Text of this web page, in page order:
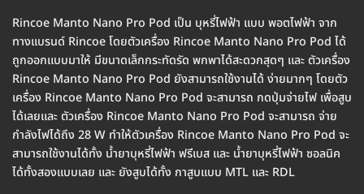
Rincoe Manto Nano Pro Pod เป็น บุหรี่ไฟฟ้า แบบ พอตไฟฟ้า จาก
ทางแบรนด์ Rincoe โดยตัวเครื่อง Rincoe Manto Nano Pro Pod ได้
ถูกออกแบบมาให้ มีขนาดเล็กกระทัดรัด พกพาได้สะดวกสุดๆ และ ตัวเครื่อง
Rincoe Manto Nano Pro Pod ยังสามารถใช้งานได้ ง่ายมากๆ โดยตัว
เครื่อง Rincoe Manto Nano Pro Pod จะสามารถ กดปุ่มจ่ายไฟ เพื่อสูบ
ได้เลยและ ตัวเครื่อง Rincoe Manto Nano Pro Pod จะสามารถ จ่าย
กำลังไฟได้ถึง 28 W ทำให้ตัวเครื่อง Rincoe Manto Nano Pro Pod จะ
สามารถใช้งานได้ทั้ง น้ำยาบุหรี่ไฟฟ้า ฟรีเบส และ น้ำยาบุหรี่ไฟฟ้า ซอลนิค
ได้ทั้งสองแบบเลย และ ยังสูบได้ทั้ง กาสูบแบบ MTL และ RDL